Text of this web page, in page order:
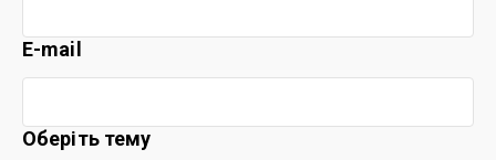
E-mail
Оберіть тему